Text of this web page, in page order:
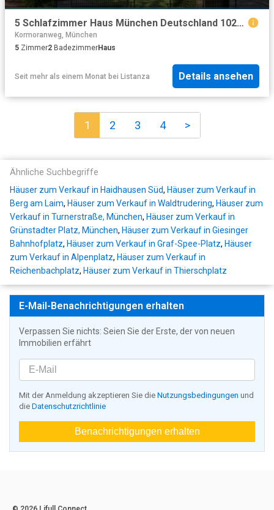
5 Schlafzimmer Haus München Deutschland 102087440
Kormoranweg, München
5 Zimmer2 BadezimmerHaus
Seit mehr als einem Monat bei Listanza Details ansehen
1 2 3 4 >
Ähnliche Suchbegriffe
Häuser zum Verkauf in Haidhausen Süd, Häuser zum Verkauf in
Berg am Laim, Häuser zum Verkauf in Waldtrudering, Häuser zum
Verkauf in Turnerstraße, München, Häuser zum Verkauf in
Grünstadter Platz, München, Häuser zum Verkauf in Giesinger
Bahnhofplatz, Häuser zum Verkauf in Graf-Spee-Platz, Häuser
zum Verkauf in Alpenplatz, Häuser zum Verkauf in
Reichenbachplatz, Häuser zum Verkauf in Thierschplatz
E-Mail-Benachrichtigungen erhalten
Verpassen Sie nichts: Seien Sie der Erste, der von neuen
Immobilien erfährt
Mit der Anmeldung akzeptieren Sie die Nutzungsbedingungen und
die Datenschutzrichtlinie
Benachrichtigungen erhalten